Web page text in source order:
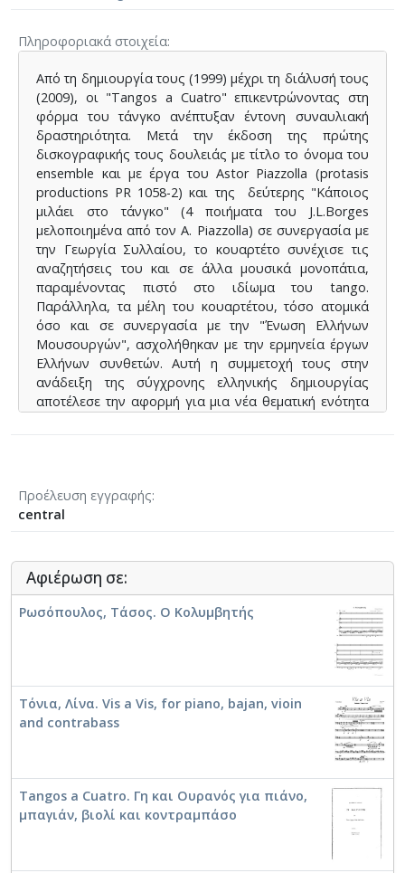
Πληροφοριακά στοιχεία
Από τη δημιουργία τους (1999) μέχρι τη διάλυσή τους
(2009), οι "Tangos a Cuatro" επικεντρώνοντας στη
φόρμα του τάνγκο ανέπτυξαν έντονη συναυλιακή
δραστηριότητα. Μετά την έκδοση της πρώτης
δισκογραφικής τους δουλειάς με τίτλο το όνομα του
ensemble και με έργα του Astor Piazzolla (protasis
productions PR 1058-2) και της δεύτερης "Κάποιος
μιλάει στο τάνγκο" (4 ποιήματα του J.L.Borges
μελοποιημένα από τον A. Piazzolla) σε συνεργασία με
την Γεωργία Συλλαίου, το κουαρτέτο συνέχισε τις
αναζητήσεις του και σε άλλα μουσικά μονοπάτια,
παραμένοντας πιστό στο ιδίωμα του tango.
Παράλληλα, τα μέλη του κουαρτέτου, τόσο ατομικά
όσο και σε συνεργασία με την "Ένωση Ελλήνων
Μουσουργών", ασχολήθηκαν με την ερμηνεία έργων
Ελλήνων συνθετών. Αυτή η συμμετοχή τους στην
ανάδειξη της σύγχρονης ελληνικής δημιουργίας
αποτέλεσε την αφορμή για μια νέα θεματική ενότητα
Προέλευση εγγραφής
central
Αφιέρωση σε:
Ρωσόπουλος, Τάσος. Ο Κολυμβητής
Τόνια, Λίνα. Vis a Vis, for piano, bajan, vioin
and contrabass
Tangos a Cuatro. Γη και Ουρανός για πιάνο,
μπαγιάν, βιολί και κοντραμπάσο